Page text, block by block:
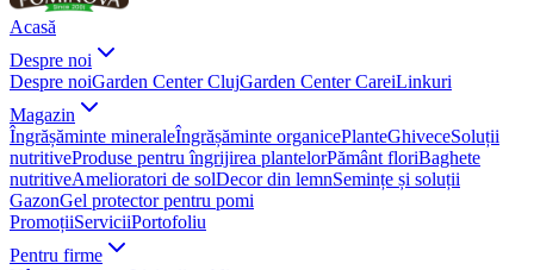
Acasă
Despre noi
Despre noiGarden Center ClujGarden Center CareiLinkuri
Magazin
Îngrășăminte mineraleÎngrășăminte organicePlanteGhiveceSoluții
nutritiveProduse pentru îngrijirea plantelorPământ floriBaghete
nutritiveAmelioratori de solDecor din lemnSemințe și soluții
GazonGel protector pentru pomi
PromoțiiServiciiPortofoliu
Pentru firme